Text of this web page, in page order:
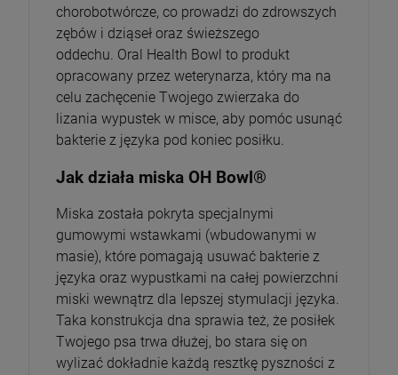
chorobotwórcze, co prowadzi do zdrowszych
zębów i dziąseł oraz świeższego
oddechu. Oral Health Bowl to produkt
opracowany przez weterynarza, który ma na
celu zachęcenie Twojego zwierzaka do
lizania wypustek w misce, aby pomóc usunąć
bakterie z języka pod koniec posiłku.
Jak działa miska OH Bowl®
Miska została pokryta specjalnymi
gumowymi wstawkami (wbudowanymi w
masie), które pomagają usuwać bakterie z
języka oraz wypustkami na całej powierzchni
miski wewnątrz dla lepszej stymulacji języka.
Taka konstrukcja dna sprawia też, że posiłek
Twojego psa trwa dłużej, bo stara się on
wylizać dokładnie każdą resztkę pyszności z